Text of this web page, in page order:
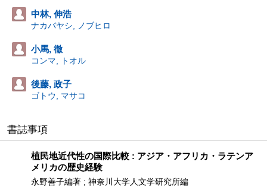
中林, 伸浩
ナカバヤシ, ノブヒロ
小馬, 徹
コンマ, トオル
後藤, 政子
ゴトウ, マサコ
書誌事項
植民地近代性の国際比較 : アジア・アフリカ・ラテンア
メリカの歴史経験
永野善子編著 ; 神奈川大学人文学研究所編